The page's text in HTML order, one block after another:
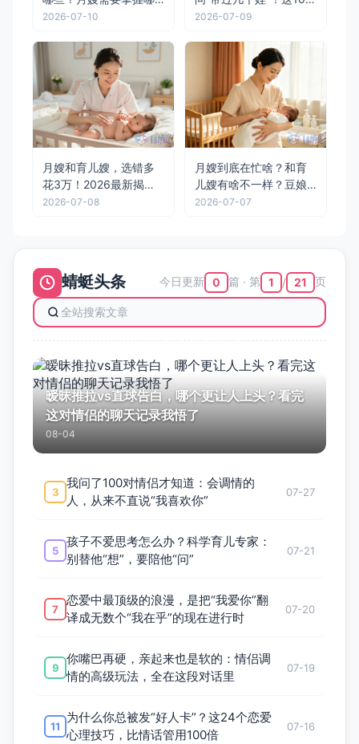
些技能？月嫂跟育儿嫂
2026-07-10
硬核问题让假金牌现原
2026-07-09
月嫂和育儿嫂，选错多
花3万！2026最新揭
秘：金牌月嫂24小时完
2026-07-08
月嫂到底在忙啥？和育
儿嫂有啥不一样？豆娘
用一部剧跟你说清楚
2026-07-07
蜻蜓头条 今日更新 0 篇 · 第 1 / 21 页
暧昧推拉vs直球告白，哪个更让人上头？看完
这对情侣的聊天记录我悟了
08-04
3
我问了100对情侣才知道：会调情的
人，从来不直说“我喜欢你”
07-27
5
孩子不爱思考怎么办？科学育儿专家：
别替他“想”，要陪他“问”
07-21
7
恋爱中最顶级的浪漫，是把“我爱你”翻
译成无数个“我在乎”的现在进行时
07-20
9
你嘴巴再硬，亲起来也是软的：情侣调
情的高级玩法，全在这段对话里
07-19
11
为什么你总被发“好人卡”？这24个恋爱
心理技巧，比情话管用100倍
07-16